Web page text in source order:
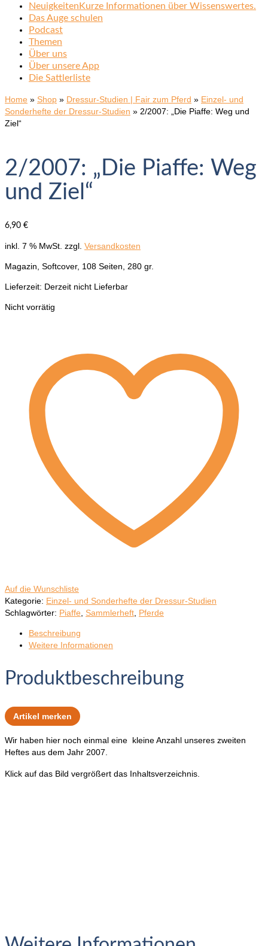
Neuigkeiten Kurze Informationen über Wissenswertes.
Das Auge schulen
Podcast
Themen
Über uns
Über unsere App
Die Sattlerliste
Home » Shop » Dressur-Studien | Fair zum Pferd » Einzel- und
Sonderhefte der Dressur-Studien » 2/2007: „Die Piaffe: Weg und
Ziel“
2/2007: „Die Piaffe: Weg
und Ziel“
6,90 €
inkl. 7 % MwSt. zzgl. Versandkosten
Magazin, Softcover, 108 Seiten, 280 gr.
Lieferzeit: Derzeit nicht Lieferbar
Nicht vorrätig
Auf die Wunschliste
Kategorie: Einzel- und Sonderhefte der Dressur-Studien
Schlagwörter: Piaffe Sammlerheft Pferde
Beschreibung
Weitere Informationen
Produktbeschreibung
Artikel merken
Wir haben hier noch einmal eine kleine Anzahl unseres zweiten
Heftes aus dem Jahr 2007.
Klick auf das Bild vergrößert das Inhaltsverzeichnis.